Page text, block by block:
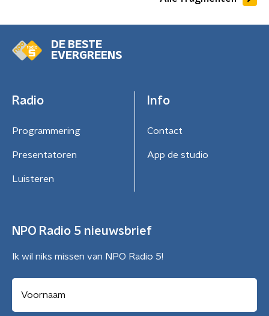
DE BESTE
EVERGREENS
Radio
Programmering
Presentatoren
Luisteren
Info
Contact
App de studio
NPO Radio 5 nieuwsbrief
Ik wil niks missen van NPO Radio 5!